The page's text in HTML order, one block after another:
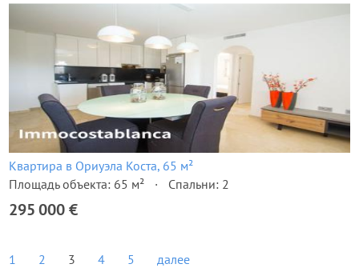
Квартира в Ориуэла Коста, 65 м²
Площадь объекта: 65 м²
Спальни: 2
295 000 €
1 2 3 4 5 далее